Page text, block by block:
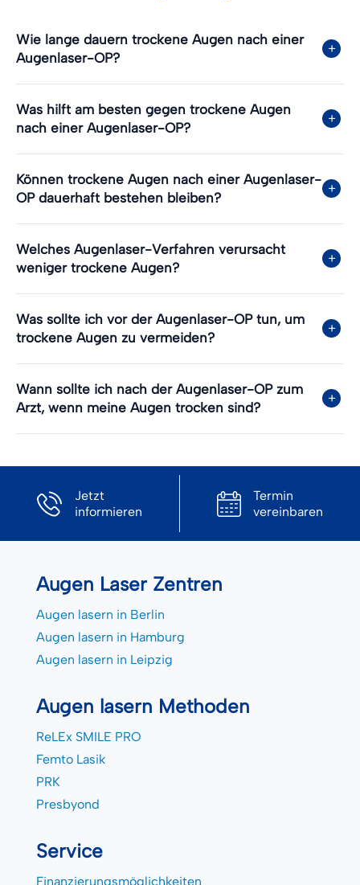
Wie lange dauern trockene Augen nach einer
Augenlaser-OP?
Was hilft am besten gegen trockene Augen
nach einer Augenlaser-OP?
Können trockene Augen nach einer Augenlaser-
OP dauerhaft bestehen bleiben?
Welches Augenlaser-Verfahren verursacht
weniger trockene Augen?
Was sollte ich vor der Augenlaser-OP tun, um
trockene Augen zu vermeiden?
Wann sollte ich nach der Augenlaser-OP zum
Arzt, wenn meine Augen trocken sind?
Jetzt
informieren
Termin
vereinbaren
Augen Laser Zentren
Augen lasern in Berlin
Augen lasern in Hamburg
Augen lasern in Leipzig
Augen lasern Methoden
ReLEx SMILE PRO
Femto Lasik
PRK
Presbyond
Service
Finanzierungsmöglichkeiten